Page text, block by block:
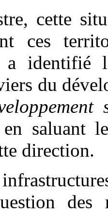
cette
ces
identifié
du
saluant
direction.
des